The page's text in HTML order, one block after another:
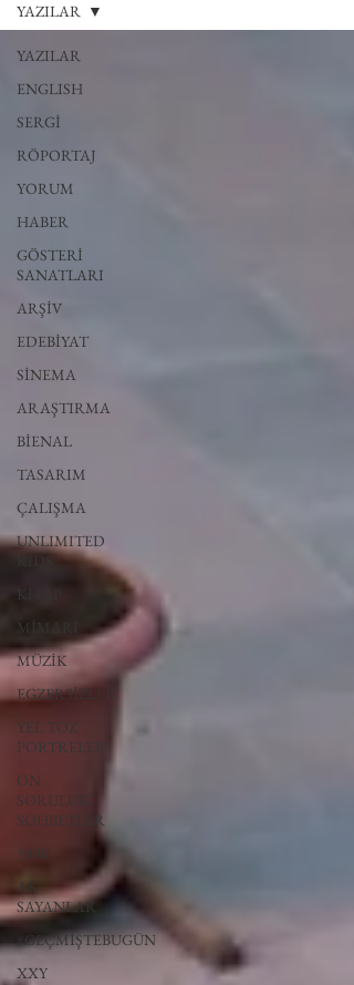
YAZILAR
ENGLISH
SERGİ
RÖPORTAJ
YORUM
HABER
GÖSTERİ
SANATLARI
ARŞİV
EDEBİYAT
SİNEMA
ARAŞTIRMA
BİENAL
TASARIM
ÇALIŞMA
UNLIMITED
MİMARİ
MÜZİK
EGZERSİZLER
YEL TOZ
PORTRELER
ON
SORULUK
SOHBETLER
500K
AK-
SAYANLAR
#GEÇMİŞTEBUGÜN
XXY
YAZILAR